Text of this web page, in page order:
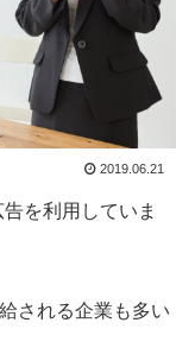
2019.06.21
を利用していま
される企業も多い